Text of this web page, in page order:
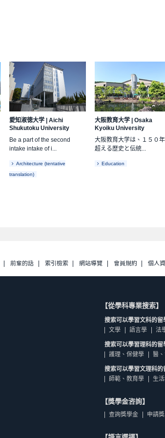
愛知淑徳大学| Aichi
Shukutoku University
Be a part of the second
intake intake of i...
Architecture (tentative
translation)
大阪教育大学 |Osaka
Kyoiku University
大阪教育大学は、１５０
超える歴史と伝統...
Education
前輩的話 索引檢索 網站導覽 會員規約 個人
【從學科專業搜索】
搜索可以學習文科的留
文學
語言學 法
搜索可以學習理科的留
護理、保健學
醫
搜索可以學習文理科的
師範、教育學
生
【獎學金咨詢】
查詢獎學金 申請